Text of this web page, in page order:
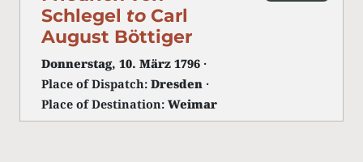
Schlegel to Carl
August Böttiger
Donnerstag, 10. März 1796 ·
Place of Dispatch: Dresden ·
Place of Destination: Weimar